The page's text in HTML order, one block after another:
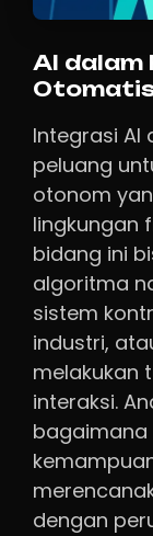
AI dalam
Integrasi AI
peluang
otonom
lingkungan
bidang ini
algoritma
sistem
industri,
melakukan
interaksi.
bagaimana
dengan